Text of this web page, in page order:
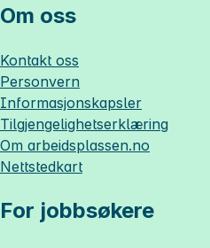
Om oss
Kontakt oss
Personvern
Informasjonskapsler
Tilgjengelighetserklæring
Om arbeidsplassen.no
Nettstedkart
For jobbsøkere